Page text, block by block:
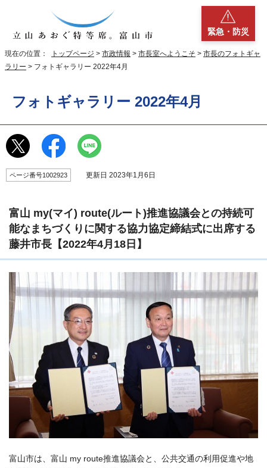
緊急・防災
現在の位置： トップページ > 市政情報 > 市長室へようこそ > 市長のフォトギャ
ラリー > フォトギャラリー 2022年4月
フォトギャラリー 2022年4月
ページ番号1002923 更新日 2023年1月6日
富山 my(マイ) route(ルート)推進協議会との持続可
能なまちづくりに関する協力協定締結式に出席する
藤井市長【2022年4月18日】
富山市は、富山 my route推進協議会と、公共交通の利用促進や地